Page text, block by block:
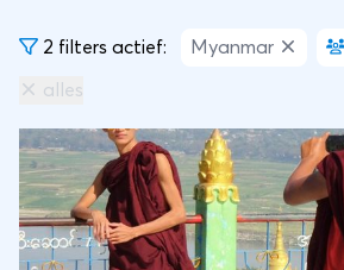
2 filters actief: Myanmar
alles